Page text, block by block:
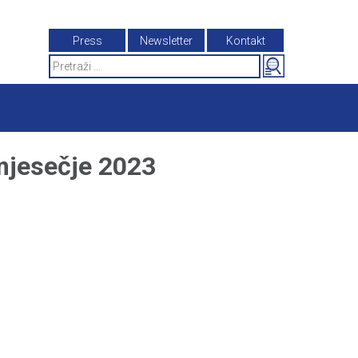
Press Newsletter
Kontakt
Search
for:
2023